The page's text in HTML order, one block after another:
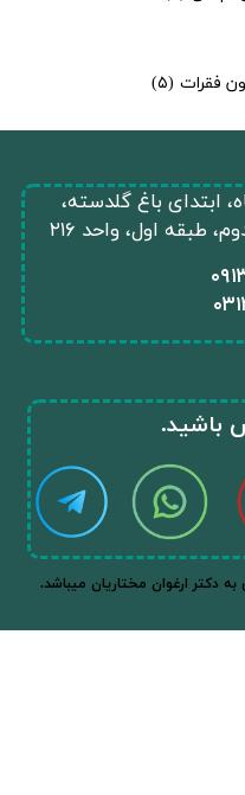
فقرات (۵)
۰
ابتدای باغ گلدسته،
اول، واحد ۲۱۶
باشید.​​​​​​​
.تمامی حقوق مادی و معنوی وب سایت متعلق به دکتر ارغوان مختاریان میباشد